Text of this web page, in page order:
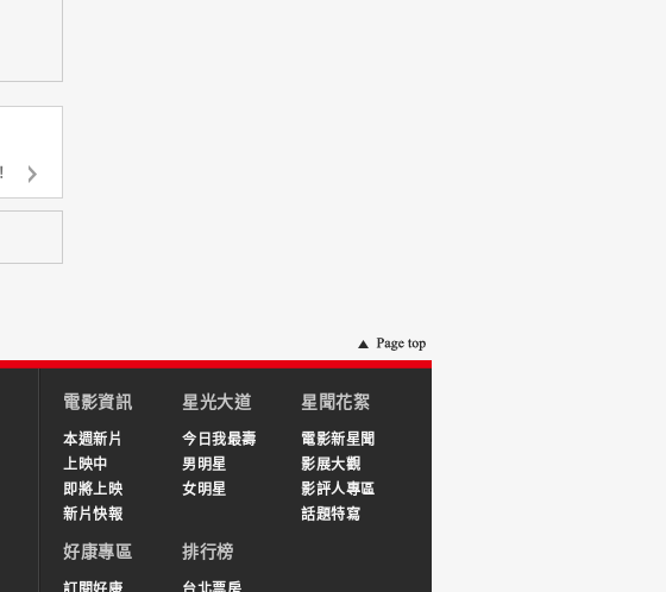
電影資訊
本週新片
上映中
即將上映
新片快報
星光大道
今日我最壽
男明星
女明星
星聞花絮
電影新星聞
影展大觀
影評人專區
話題特寫
好康專區 排行榜